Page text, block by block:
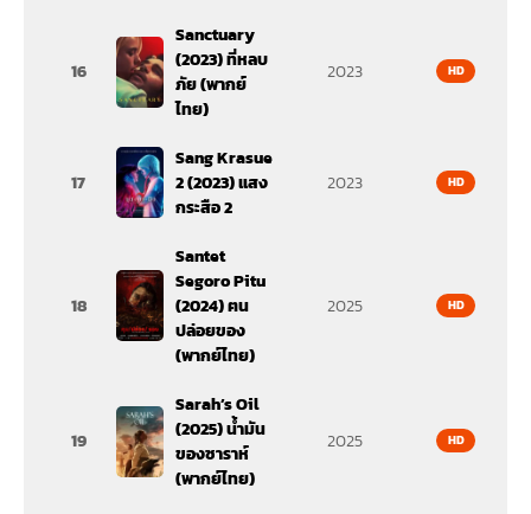
16
Sanctuary
(2023) ที่หลบ
ภัย (พากย์
ไทย)
2023 HD
17
Sang Krasue
2 (2023) แสง
กระสือ 2
2023 HD
18
Santet
Segoro Pitu
(2024) ฅน
ปล่อยของ
(พากย์ไทย)
2025 HD
19
Sarah’s Oil
(2025) น้ำมัน
ของซาราห์
(พากย์ไทย)
2025 HD